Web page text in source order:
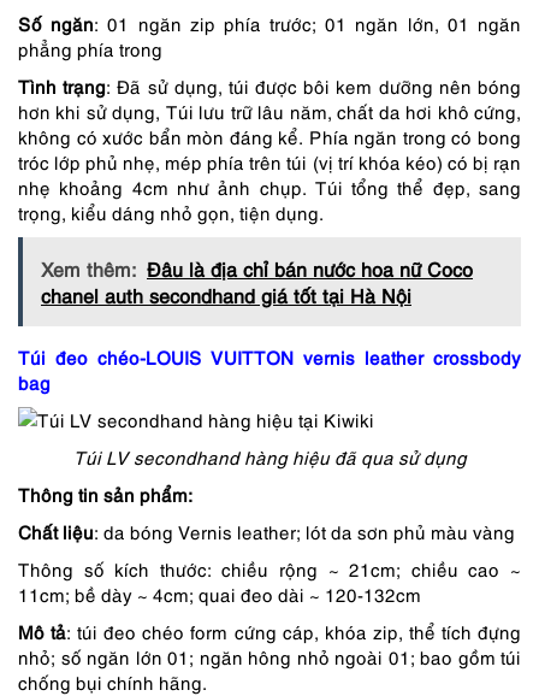
Số ngăn: 01 ngăn zip phía trước; 01 ngăn lớn, 01 ngăn
phẳng phía trong
Tình trạng: Đã sử dụng, túi được bôi kem dưỡng nên bóng
hơn khi sử dụng, Túi lưu trữ lâu năm, chất da hơi khô cứng,
không có xước bẩn mòn đáng kể. Phía ngăn trong có bong
tróc lớp phủ nhẹ, mép phía trên túi (vị trí khóa kéo) có bị rạn
nhẹ khoảng 4cm như ảnh chụp. Túi tổng thể đẹp, sang
trọng, kiểu dáng nhỏ gọn, tiện dụng.
Xem thêm: Đâu là địa chỉ bán nước hoa nữ Coco
chanel auth secondhand giá tốt tại Hà Nội
Túi đeo chéo-LOUIS VUITTON vernis leather crossbody
bag
Túi LV secondhand hàng hiệu đã qua sử dụng
Thông tin sản phẩm:
Chất liệu: da bóng Vernis leather; lót da sơn phủ màu vàng
Thông số kích thước: chiều rộng ~ 21cm; chiều cao ~
11cm; bề dày ~ 4cm; quai đeo dài ~ 120-132cm
Mô tả: túi đeo chéo form cứng cáp, khóa zip, thể tích đựng
nhỏ; số ngăn lớn 01; ngăn hông nhỏ ngoài 01; bao gồm túi
chống bụi chính hãng.